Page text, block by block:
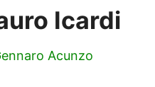
Icardi
Acunzo